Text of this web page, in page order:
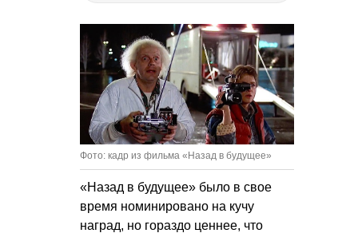
Фото: кадр из фильма «Назад в будущее»
«Назад в будущее» было в свое
время номинировано на кучу
наград, но гораздо ценнее, что